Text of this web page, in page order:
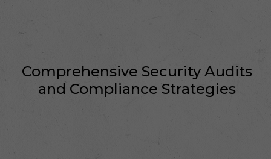
Comprehensive Security Audits
and Compliance Strategies